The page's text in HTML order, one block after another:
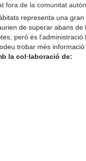
fora de la comunitat
representa una
de superar abans
però és
trobar més
la col·laboració de: